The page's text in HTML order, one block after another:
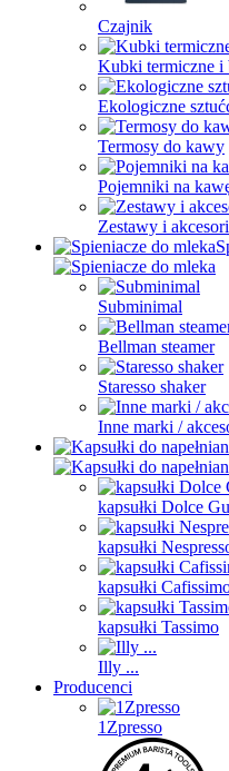
Czajnik
Kubki termiczne i
Ekologiczne
Termosy do kawy
Pojemniki na
Zestawy i
Subminimal
Bellman steamer
Staresso shaker
Inne marki /
kapsułki Dolce
kapsułki
kapsułki
kapsułki Tassimo
Illy ...
Producenci
1Zpresso